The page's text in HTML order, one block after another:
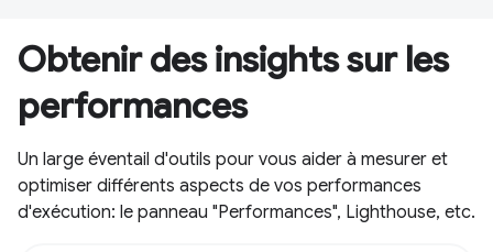
Obtenir des insights sur les
performances
Un large éventail d'outils pour vous aider à mesurer et
optimiser différents aspects de vos performances
d'exécution: le panneau "Performances", Lighthouse, etc.